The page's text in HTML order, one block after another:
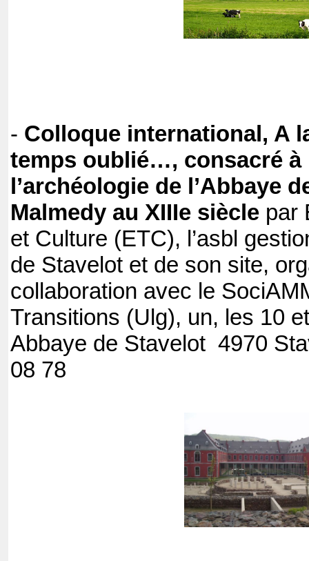
- Colloque international, A
temps oublié…, consacré à
l’archéologie de l’Abbaye
Malmedy au XIIIe siècle par
et Culture (ETC), l’asbl
de Stavelot et de son site,
collaboration avec le
Transitions (Ulg), un, les 10
Abbaye de Stavelot 4970
08 78